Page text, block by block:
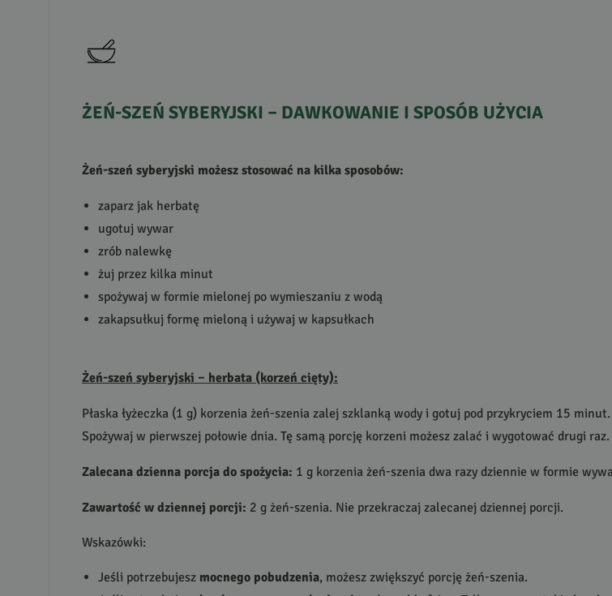
ŻEŃ-SZEŃ SYBERYJSKI – DAWKOWANIE I SPOSÓB UŻYCIA
Żeń-szeń syberyjski możesz stosować na kilka sposobów:
zaparz jak herbatę
ugotuj wywar
zrób nalewkę
żuj przez kilka minut
spożywaj w formie mielonej po wymieszaniu z wodą
zakapsułkuj formę mieloną i używaj w kapsułkach
Żeń-szeń syberyjski – herbata (korzeń cięty):
Płaska łyżeczka (1 g) korzenia żeń-szenia zalej szklanką wody i gotuj pod przykryciem 15
Spożywaj w pierwszej połowie dnia. Tę samą porcję korzeni możesz zalać i wygotować drugi raz.
Zalecana dzienna porcja do spożycia: 1 g korzenia żeń-szenia dwa razy dziennie w formie
Zawartość w dziennej porcji: 2 g żeń-szenia. Nie przekraczaj zalecanej dziennej porcji.
Wskazówki:
Jeśli potrzebujesz mocnego pobudzenia, możesz zwiększyć porcję żeń-szenia.